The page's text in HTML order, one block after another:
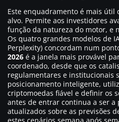
Este enquadramento é mais
alvo. Permite aos investidores
função da natureza do motor, e
Os quatro grandes modelos de
Perplexity) concordam num
2026 é a janela mais provável
coordenado, desde que os
regulamentares e institucionais
posicionamento inteligente,
criptomoedas fiável e definir os
antes de entrar continua a ser a
atualizados sobre as previsões